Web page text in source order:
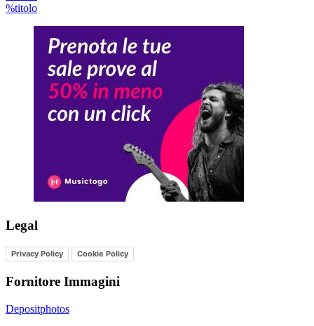
%titolo
Legal
Privacy Policy Cookie Policy
Fornitore Immagini
Depositphotos